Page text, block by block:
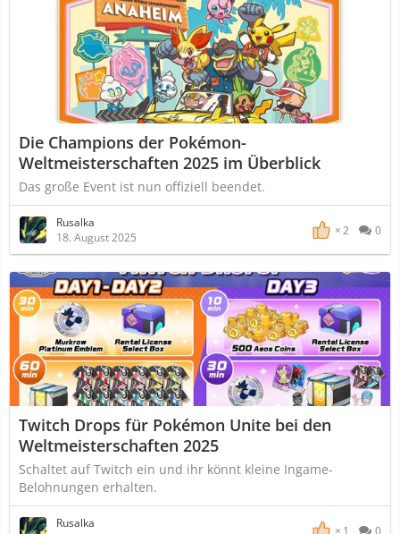
Die Champions der Pokémon-
Weltmeisterschaften 2025 im Überblick
Das große Event ist nun offiziell beendet.
Rusalka
18. August 2025
2 0
Twitch Drops für Pokémon Unite bei den
Weltmeisterschaften 2025
Schaltet auf Twitch ein und ihr könnt kleine Ingame-
Belohnungen erhalten.
Rusalka
1 0